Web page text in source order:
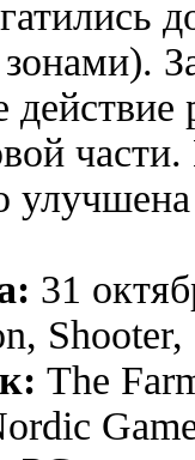
31
Shooter,
The